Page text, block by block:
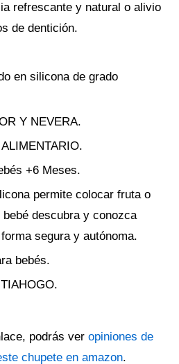
refrescante y natural o alivio
de dentición.
en silicona de grado
Y NEVERA.
+6 Meses.
permite colocar fruta o
descubra y conozca
segura y autónoma.
bebés.
podrás ver opiniones de
chupete en amazon.